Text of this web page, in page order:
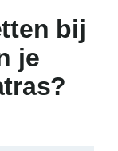
bij
je